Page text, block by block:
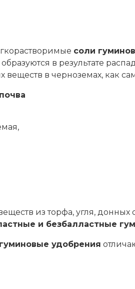
соли
в результате
в черноземах, как
из торфа, угля, донных
и безбалластные
гуминовые удобрения